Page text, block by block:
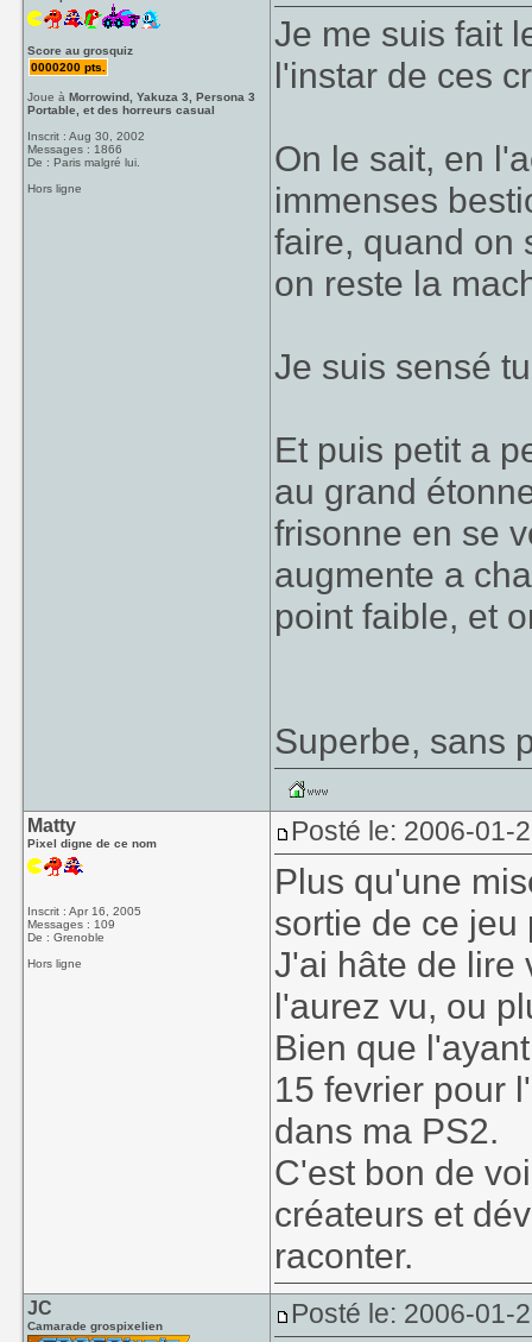
Score au grosquiz
0000200 pts.
Joue àMorrowind, Yakuza 3, Persona 3
Portable, et des horreurs casual
Inscrit : Aug 30, 2002
Messages : 1866
De : Paris malgré lui.
Hors ligne
Je me suis fait
l'instar de ces
On le sait, en
immenses
faire, quand on
on reste la
Je suis sensé
Et puis petit a
au grand
frisonne en se
augmente a
point faible, et
Superbe, sans
Matty
Pixel digne de ce nom
Inscrit : Apr 16, 2005
Messages : 109
De : Grenoble
Hors ligne
Posté le: 2006-01-
Plus qu'une
sortie de ce jeu
J'ai hâte de lire
l'aurez vu, ou
Bien que
15 fevrier pour
dans ma PS2.
C'est bon de
créateurs et
raconter.
JC
Camarade grospixelien Posté le: 2006-01-